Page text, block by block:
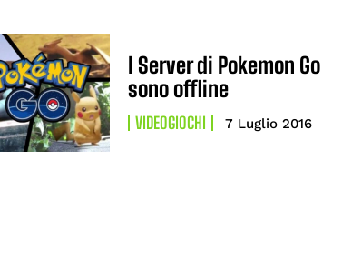
I Server di Pokemon Go
sono offline
VIDEOGIOCHI 7 Luglio 2016